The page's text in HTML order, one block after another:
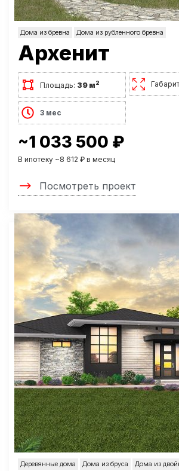
Дома из бревна Дома из рубленного бревна
Архенит
Площадь: 39 м2
3 мес
~1 033 500 ₽
В ипотеку ~8 612 ₽ в месяц
Посмотреть проект
Деревянные дома Дома из бруса Дома из